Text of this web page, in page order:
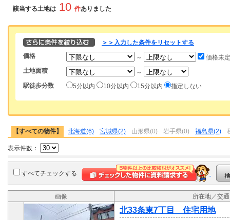
該当する土地は 10 件ありました
＞＞入力した条件をリセットする
価格
～
価格未
土地面積
～
駅徒歩分数
5分以内 10分以内 15分以内 指定しない
【すべての物件】 北海道(6) 宮城県(2) 山形県(0) 岩手県(0) 福島県(2)
表示件数：
すべてチェックする
画像 所在地／交通
北33条東7丁目 住宅用地